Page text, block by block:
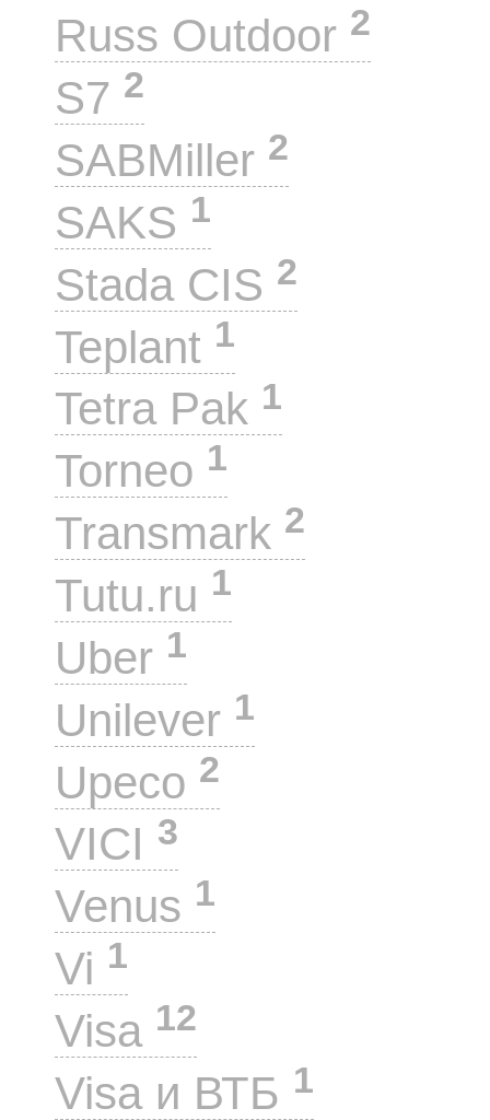
Russ Outdoor 2
S7 2
SABMiller 2
SAKS 1
Stada CIS 2
Teplant 1
Tetra Pak 1
Torneo 1
Transmark 2
Tutu.ru 1
Uber 1
Unilever 1
Upeco 2
VICI 3
Venus 1
Vi 1
Visa 12
Visa и ВТБ 1